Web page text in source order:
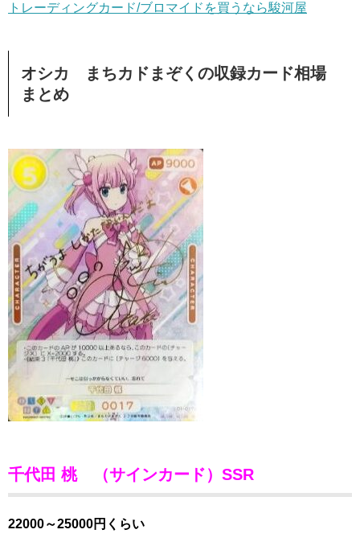
トレーディングカード/ブロマイドを買うなら駿河屋
オシカ まちカドまぞくの収録カード相場
まとめ
千代田 桃 （サインカード）SSR
22000～25000円くらい